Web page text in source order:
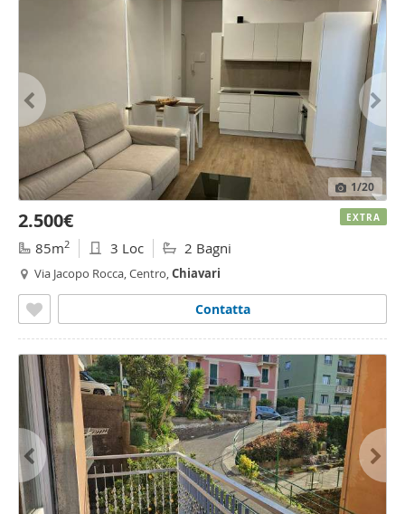
1/20
2.500€
85m2 3 Loc 2 Bagni
Via Jacopo Rocca, Centro,Chiavari
Contatta
EXTRA